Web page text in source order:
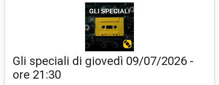
Gli speciali di giovedì 09/07/2026 -
ore 21:30